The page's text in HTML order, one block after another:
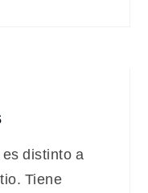
es distinto a
Tiene